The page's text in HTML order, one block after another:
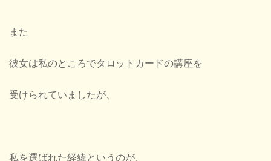
また
彼女は私のところでタロットカードの講座を
受けられていましたが、
私を選ばれた経緯というのが、